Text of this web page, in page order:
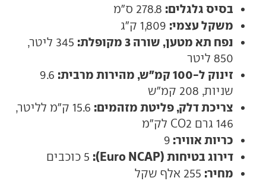
בסיס גלגלים:
משקל עצמי:
נפח תא מטען, שורה 3 מקופלת:
345 ליטר,
850 ליטר
זינוק ל-100 קמ"ש, מהירות מרבית:
9.6
שניות, 208 קמ"ש
צריכת דלק, פליטת מזהמים:
15.6 ק"מ לליטר,
146 גרם CO2 לק"מ
כריות אוויר: 9
דירוג בטיחות (Euro NCAP):
מחיר: